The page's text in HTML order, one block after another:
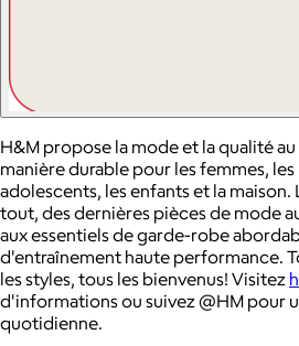
H&M propose la mode et la qualité
manière durable pour les femmes,
adolescents, les enfants et la
tout, des dernières pièces de mode
aux essentiels de garde-robe
d'entraînement haute performance.
les styles, tous les bienvenus! Visitez
d'informations ou suivez @HM pour
quotidienne.